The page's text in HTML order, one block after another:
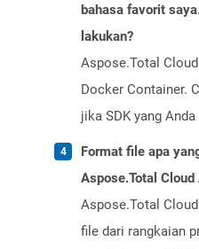
bahasa favorit
lakukan?
Aspose.Total
Docker Container.
jika SDK yang
Format file apa
Aspose.Total Cloud
Aspose.Total
file dari rangkaian